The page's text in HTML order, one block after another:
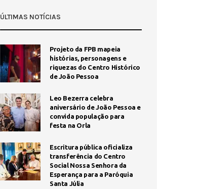
ÚLTIMAS NOTÍCIAS
Projeto da FPB mapeia
histórias, personagens e
riquezas do Centro Histórico
de João Pessoa
Leo Bezerra celebra
aniversário de João Pessoa e
convida população para
festa na Orla
Escritura pública oficializa
transferência do Centro
Social Nossa Senhora da
Esperança para a Paróquia
Santa Júlia